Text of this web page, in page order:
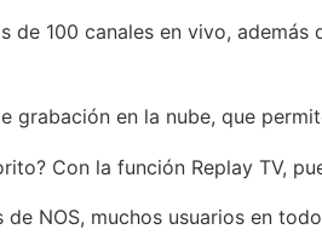
de 100 canales en vivo,
grabación en la nube, que
Con la función Replay TV,
NOS, muchos usuarios en